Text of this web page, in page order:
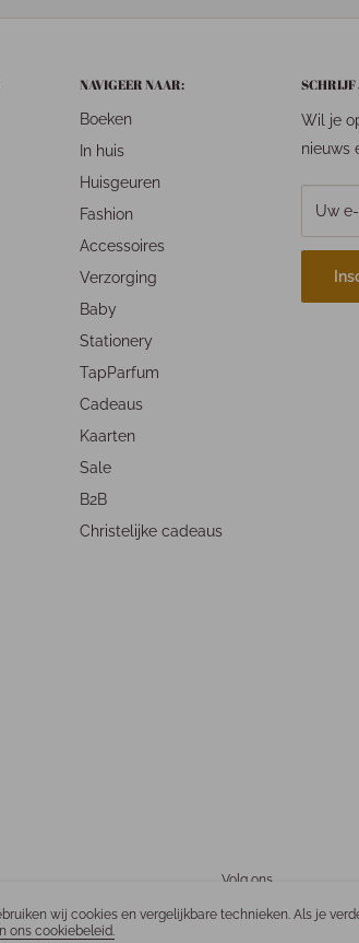
NAVIGEER NAAR:
Boeken
In huis
Huisgeuren
Fashion
Accessoires
Verzorging
Baby
Stationery
TapParfum
Cadeaus
Kaarten
Sale
B2B
Christelijke cadeaus
SCHRIJF
Wil je
nieuws
Uw
Volg ons
wij cookies en vergelijkbare technieken. Als je
ons cookiebeleid.